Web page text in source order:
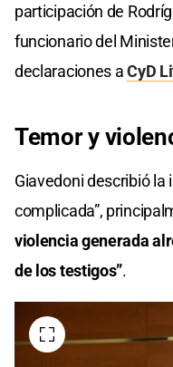
participación de
funcionario del
declaraciones aCyD
Temor y
Giavedoni describió
complicada”,
violencia generada
de los testigos”.